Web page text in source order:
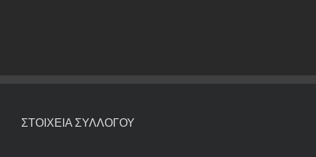
ΣΤΟΙΧΕΙΑ ΣΥΛΛΟΓΟΥ